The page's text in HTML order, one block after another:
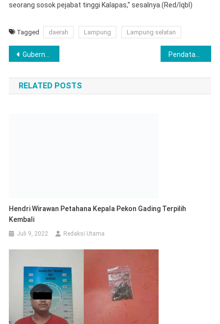
seorang sosok pejabat tinggi Kalapas,” sesalnya.(Red/Iqbl)
Tagged daerah Lampung Lampung selatan
Navigasi
pos
Gubernur Lampung Tinjau Pasar Murah di Pringsewu
RELATED POSTS
Gegara Sinte, Pedagang Piscok Di Samber Park Ditangkap
April 1, 2023 Fijay